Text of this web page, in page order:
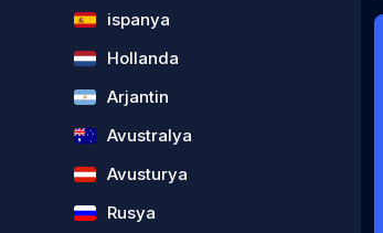
ispanya
Hollanda
Arjantin
Avustralya
Avusturya
Rusya